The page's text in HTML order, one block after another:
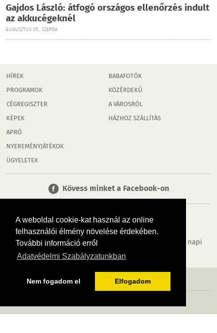
A weboldal cookie-kat használ az online
felhasználói élmény növelése érdekében.
További információ erről
Adatvédelmi Szabályzatunkban
Nem fogadom el Elfogadom
Gajdos László: átfogó országos ellenőrzés indult
az akkucégeknél
AUGUSZTUS 05., SZERDA
HÍREK
PROGRAMOK
CÉGREGISZTER
KÉPEK
APRÓ
NYEREMÉNYJÁTÉKOK
ÜGYELETEK
BABAFOTÓK
KÖZÉRDEKŰ
A VÁROSRÓL
HÁZHOZ SZÁLLÍTÁS
Kövess minket a Facebook-on
Tudj meg többet városodról! Hírek, programok, képek, napi
menü, cégek…. és minden, ami Tatabánya
MÉDIAAJÁNLÓ ADATVÉDELEM IMPRESSZUM